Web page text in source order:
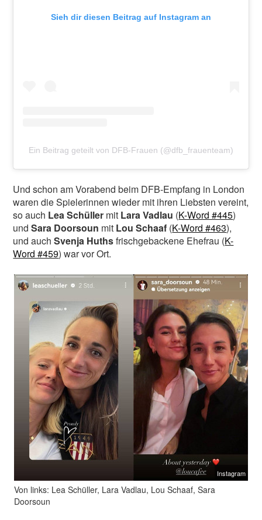
Sieh dir diesen Beitrag auf Instagram an
Ein Beitrag geteilt von DFB-Frauen (@dfb_frauenteam)
Und schon am Vorabend beim DFB-Empfang in London
waren die Spielerinnen wieder mit ihren Liebsten vereint,
so auch Lea Schüller mit Lara Vadlau (K-Word #445)
undSara Doorsoun mit Lou Schaaf (K-Word #463),
und auchSvenja Huthsfrischgebackene Ehefrau (K-
Word #459) war vor Ort.
Instagram
Von links: Lea Schüller, Lara Vadlau, Lou Schaaf, Sara
Doorsoun